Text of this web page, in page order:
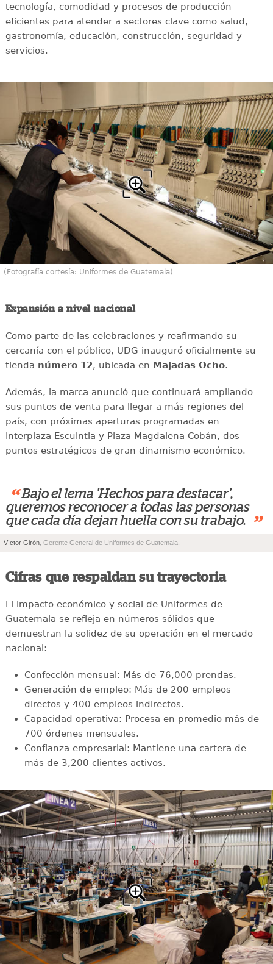
tecnología, comodidad y procesos de producción
eficientes para atender a sectores clave como salud,
gastronomía, educación, construcción, seguridad y
servicios.
(Fotografía cortesía: Uniformes de Guatemala)
Expansión a nivel nacional
Como parte de las celebraciones y reafirmando su
cercanía con el público, UDG inauguró oficialmente su
tienda número 12, ubicada en Majadas Ocho.
Además, la marca anunció que continuará ampliando
sus puntos de venta para llegar a más regiones del
país, con próximas aperturas programadas en
Interplaza Escuintla y Plaza Magdalena Cobán, dos
puntos estratégicos de gran dinamismo económico.
“ Bajo el lema 'Hechos para destacar',
queremos reconocer a todas las personas
que cada día dejan huella con su trabajo.
”
Víctor Girón , Gerente General de Uniformes de Guatemala.
Cifras que respaldan su trayectoria
El impacto económico y social de Uniformes de
Guatemala se refleja en números sólidos que
demuestran la solidez de su operación en el mercado
nacional:
Confección mensual: Más de 76,000 prendas.
Generación de empleo: Más de 200 empleos
directos y 400 empleos indirectos.
Capacidad operativa: Procesa en promedio más de
700 órdenes mensuales.
Confianza empresarial: Mantiene una cartera de
más de 3,200 clientes activos.